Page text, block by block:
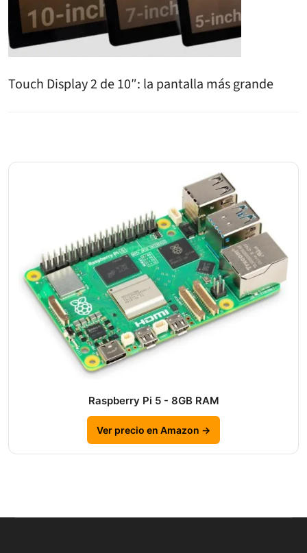
Touch Display 2 de 10″: la pantalla más grande
Raspberry Pi 5 - 8GB RAM
Ver precio en Amazon →